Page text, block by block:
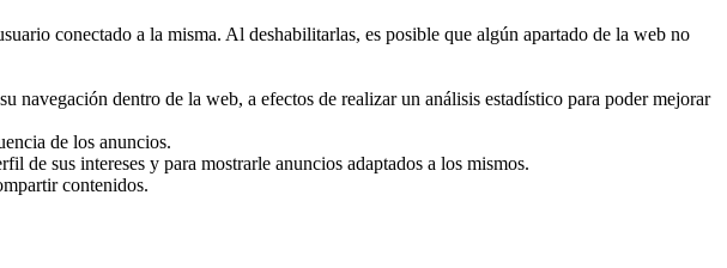
conectado a la misma. Al deshabilitarlas, es posible que algún apartado de la web no
navegación dentro de la web, a efectos de realizar un análisis estadístico para poder mejorar
de los anuncios.
de sus intereses y para mostrarle anuncios adaptados a los mismos.
contenidos.